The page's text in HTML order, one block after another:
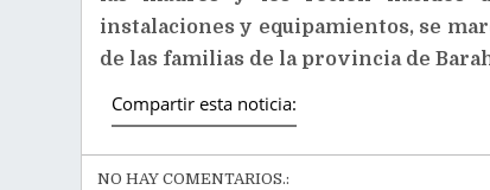
instalaciones y equipamientos, se
de las familias de la provincia de
Compartir esta noticia:
NO HAY COMENTARIOS.: